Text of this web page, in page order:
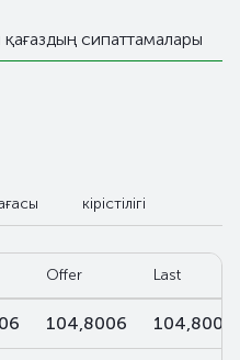
қағаздың сипаттамалары
кірістілігі
Offer Last
104,8006 104,8006